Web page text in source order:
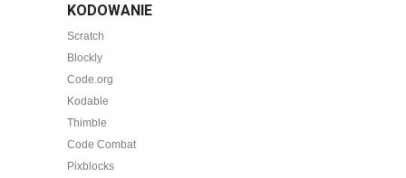
KODOWANIE
Scratch
Blockly
Code.org
Kodable
Thimble
Code Combat
Pixblocks